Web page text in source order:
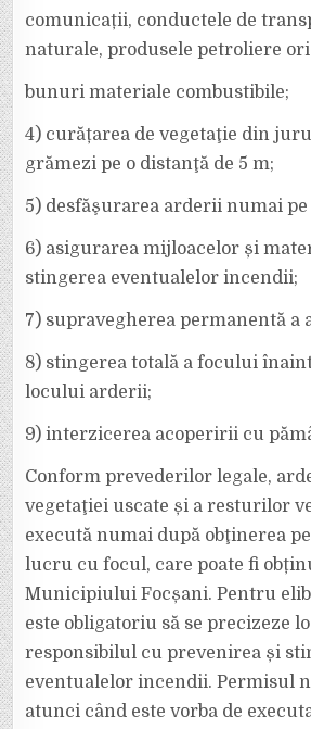
comunicații, conductele de
naturale, produsele petroliere
bunuri materiale combustibile;
4) curățarea de vegetaţie din
grămezi pe o distanţă de 5 m;
5) desfăşurarea arderii numai
6) asigurarea mijloacelor și
stingerea eventualelor incendii;
7) supravegherea permanentă a
8) stingerea totală a focului
locului arderii;
9) interzicerea acoperirii cu
Conform prevederilor legale,
vegetaţiei uscate și a resturilor
execută numai după obţinerea
lucru cu focul, care poate fi
Municipiului Focșani. Pentru
este obligatoriu să se precizeze
responsibilul cu prevenirea și
eventualelor incendii. Permisul
atunci când este vorba de